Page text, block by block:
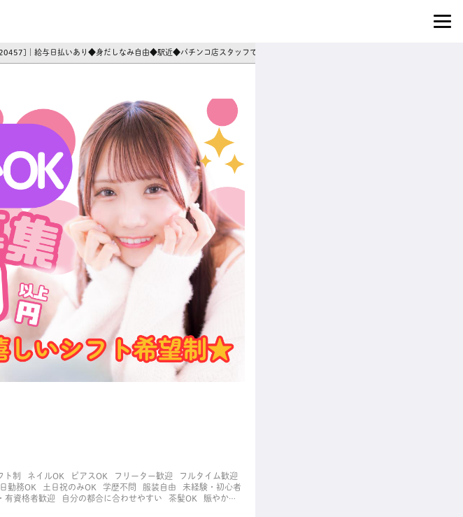
｜給与日払いあり◆身だしなみ自由◆駅近◆パチンコ店スタッフでタイパ良しバイト
ト制 ネイルOK ピアスOK フリーター歓迎
フルタイム歓迎
勤務OK 土日祝のみOK 学歴不問 服装自由
未経験・初心者
有資格者歓迎 自分の都合に合わせやすい 茶髪OK
賑やかな